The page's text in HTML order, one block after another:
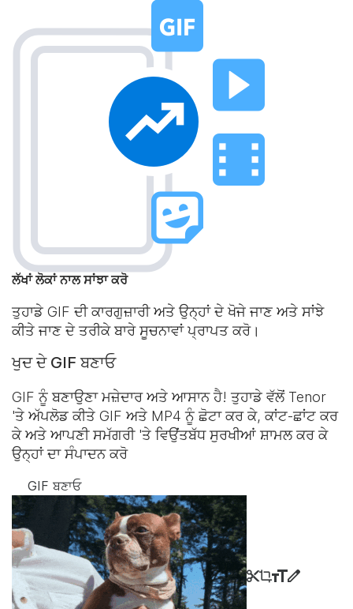
ਲੱਖਾਂ ਲੋਕਾਂ ਨਾਲ ਸਾਂਝਾ ਕਰੋ
ਤੁਹਾਡੇ GIF ਦੀ ਕਾਰਗੁਜ਼ਾਰੀ ਅਤੇ ਉਨ੍ਹਾਂ ਦੇ ਖੋਜੇ ਜਾਣ ਅਤੇ ਸਾਂਝੇ
ਕੀਤੇ ਜਾਣ ਦੇ ਤਰੀਕੇ ਬਾਰੇ ਸੂਚਨਾਵਾਂ ਪ੍ਰਾਪਤ ਕਰੋ।
ਖੁਦ ਦੇ GIF ਬਣਾਓ
GIF ਨੂੰ ਬਣਾਉਣਾ ਮਜ਼ੇਦਾਰ ਅਤੇ ਆਸਾਨ ਹੈ! ਤੁਹਾਡੇ ਵੱਲੋਂ Tenor
'ਤੇ ਅੱਪਲੋਡ ਕੀਤੇ GIF ਅਤੇ MP4 ਨੂੰ ਛੋਟਾ ਕਰ ਕੇ, ਕਾਂਟ-ਛਾਂਟ ਕਰ
ਕੇ ਅਤੇ ਆਪਣੀ ਸਮੱਗਰੀ 'ਤੇ ਵਿਉਂਤਬੱਧ ਸੁਰਖੀਆਂ ਸ਼ਾਮਲ ਕਰ ਕੇ
ਉਨ੍ਹਾਂ ਦਾ ਸੰਪਾਦਨ ਕਰੋ
GIF ਬਣਾਓ